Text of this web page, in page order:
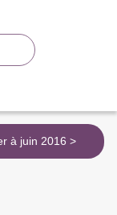
Janvier à juin 2016 >